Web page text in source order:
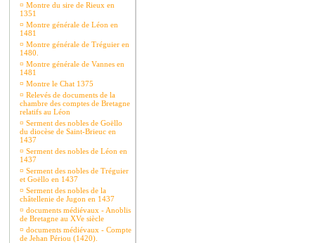
¤ Montre du sire de Rieux en
1351
¤ Montre générale de Léon en
1481
¤ Montre générale de Tréguier en
1480.
¤ Montre générale de Vannes en
1481
¤ Montre le Chat 1375
¤ Relevés de documents de la
chambre des comptes de Bretagne
relatifs au Léon
¤ Serment des nobles de Goëllo
du diocèse de Saint-Brieuc en
1437
¤ Serment des nobles de Léon en
1437
¤ Serment des nobles de Tréguier
et Goëllo en 1437
¤ Serment des nobles de la
châtellenie de Jugon en 1437
¤ documents médiévaux - Anoblis
de Bretagne au XVe siècle
¤ documents médiévaux - Compte
de Jehan Périou (1420).